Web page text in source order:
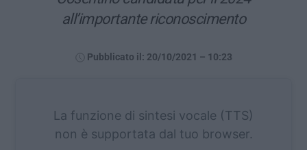
all’importante riconoscimento
Pubblicato il: 20/10/2021 – 10:23
La funzione di sintesi vocale (TTS)
non è supportata dal tuo browser.